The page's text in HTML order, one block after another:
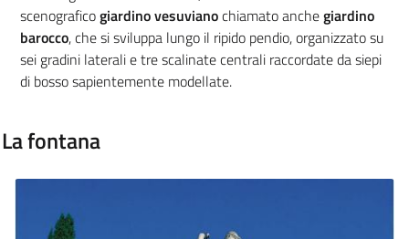
scenograficogiardino vesuvianochiamato anchegiardino
barocco, che si sviluppa lungo il ripido pendio, organizzato su
sei gradini laterali e tre scalinate centrali raccordate da siepi
di bosso sapientemente modellate.
La fontana